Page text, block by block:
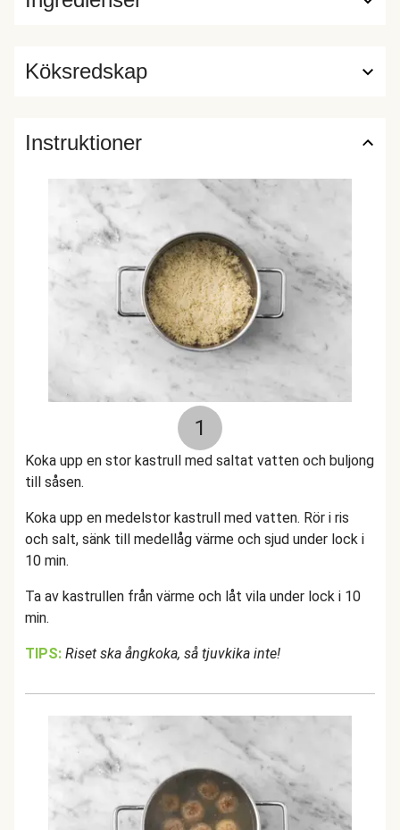
Köksredskap
Instruktioner
1
Koka upp en stor kastrull med saltat vatten och buljong
till såsen.
Koka upp en medelstor kastrull med vatten. Rör i ris
och salt, sänk till medellåg värme och sjud under lock i
10 min.
Ta av kastrullen från värme och låt vila under lock i 10
min.
TIPS: Riset ska ångkoka, så tjuvkika inte!